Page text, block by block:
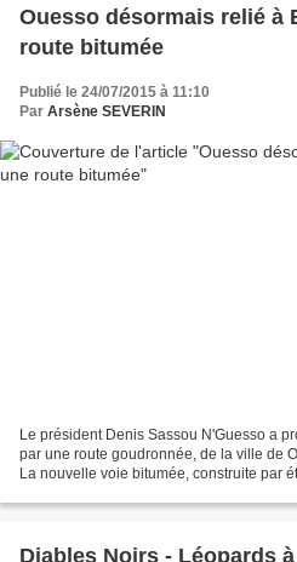
Ouesso désormais relié à
route bitumée
Publié le 24/07/2015 à 11:10
Par Arsène SEVERIN
Le président Denis Sassou N'Guesso a
par une route goudronnée, de la ville de
La nouvelle voie bitumée, construite par
Diables Noirs - Léopards